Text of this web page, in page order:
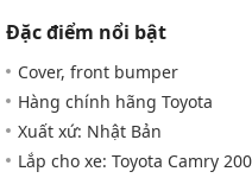
Đặc điểm nổi bật
Cover, front bumper
Hàng chính hãng Toyota
Xuất xứ: Nhật Bản
Lắp cho xe: Toyota Camry